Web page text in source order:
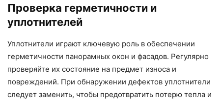
Проверка герметичности и
уплотнителей
Уплотнители играют ключевую роль в обеспечении
герметичности панорамных окон и фасадов. Регулярно
проверяйте их состояние на предмет износа и
повреждений. При обнаружении дефектов уплотнители
следует заменить, чтобы предотвратить потерю тепла и